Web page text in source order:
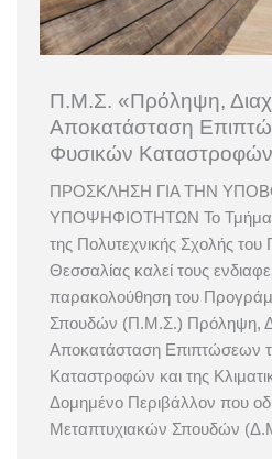
Π.Μ.Σ. «Πρόληψη,
Αποκατάσταση
Φυσικών Καταστροφών
ΠΡΟΣΚΛΗΣΗ ΓΙΑ ΤΗΝ
ΥΠΟΨΗΦΙΟΤΗΤΩΝ Το Τμήμα
της Πολυτεχνικής Σχολής του
Θεσσαλίας καλεί τους
παρακολούθηση του
Σπουδών (Π.Μ.Σ.) Πρόληψη,
Αποκατάσταση Επιπτώσεων
Καταστροφών και της
Δομημένο Περιβάλλον που
Μεταπτυχιακών Σπουδών